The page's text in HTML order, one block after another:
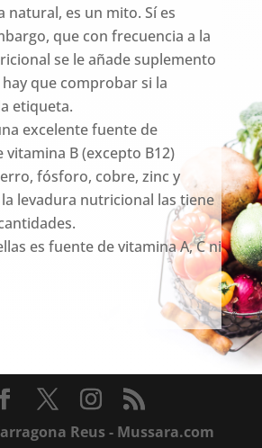
natural, es un mito. Sí es
que con frecuencia a la
se le añade suplemento
que comprobar si la
etiqueta.
excelente fuente de
vitamina B (excepto B12)
fósforo, cobre, zinc y
levadura nutricional las tiene
es fuente de vitamina A, C ni
Reus - Mussara.com